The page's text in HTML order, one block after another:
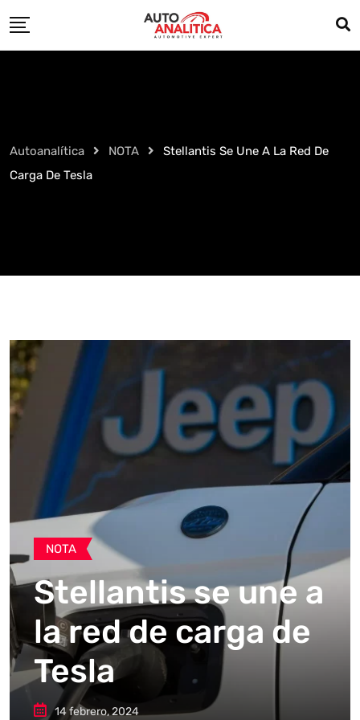
to
Autoanalítica NOTA
Stellantis Se Une A La Red De
Carga De Tesla
NOTA
Stellantis se une a
la red de carga de
Tesla
14 febrero, 2024